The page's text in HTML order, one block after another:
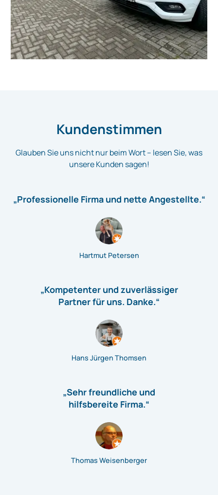
Kundenstimmen
Glauben Sie uns nicht nur beim Wort – lesen Sie, was
unsere Kunden sagen!
„Professionelle Firma und nette Angestellte.“
Hartmut Petersen
„Kompetenter und zuverlässiger
Partner für uns. Danke.“
Hans Jürgen Thomsen
„Sehr freundliche und
hilfsbereite Firma.“
Thomas Weisenberger